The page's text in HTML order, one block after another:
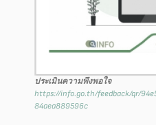
ประเมินความพึงพอใจ
https://info.go.th/feedback/qr/
84aea889596c